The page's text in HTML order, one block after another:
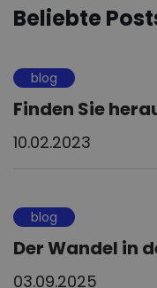
Beliebte
blog
Finden Sie
10.02.2023
blog
Der Wandel in
03.09.2025